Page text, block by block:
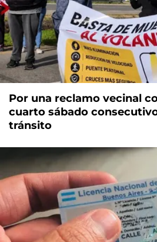
Por una reclamo vecinal
cuarto sábado
tránsito